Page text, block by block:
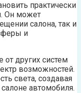
практически
Он может
салона, так и
и
от других систем
возможностей.
света, создавая
автомобиля.